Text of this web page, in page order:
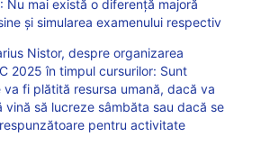
Nu mai există o diferență majoră
și simularea examenului respectiv
Nistor, despre organizarea
2025 în timpul cursurilor: Sunt
va fi plătită resursa umană, dacă va
vină să lucreze sâmbăta sau dacă se
pentru activitate